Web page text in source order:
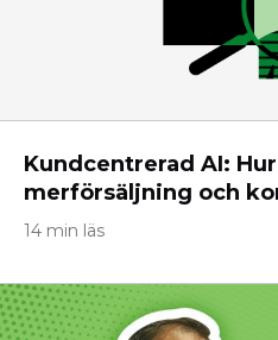
Kundcentrerad AI:
merförsäljning och
14 min läs